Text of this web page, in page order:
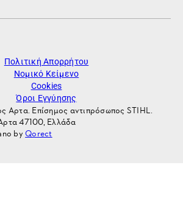
Πολιτική Απορρήτου
Νομικό Κείμενο
Cookies
Όροι Εγγύησης
Αρτα. Επίσημος αντιπρόσωπος STIHL.
47100, Ελλάδα
byQorect